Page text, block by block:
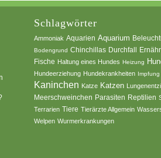
Schlagwörter
Ammoniak Aquarien Aquarium
Bodengrund Chinchillas Durchfall
Fische Haltung eines Hundes Heizung
Hundeerziehung Hundekrankheiten Impfung
Kaninchen Katze Katzen
Meerschweinchen Parasiten Reptilien
Terrarien Tiere Tierärzte Allgemein
Welpen Wurmerkrankungen